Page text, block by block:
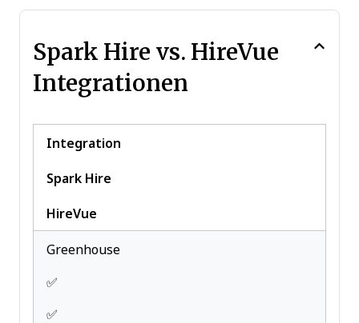
Spark Hire vs. HireVue
Integrationen
Integration
Spark Hire
HireVue
Greenhouse
✅
✅